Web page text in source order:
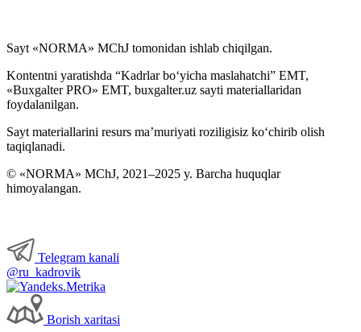
Sayt «NORMA» MChJ tomonidan ishlab chiqilgan.
Kontentni yaratishda “Kadrlar boʻyicha maslahatchi” EMT,
«Buxgalter PRO» EMT, buxgalter.uz sayti materiallaridan
foydalanilgan.
Sayt materiallarini resurs ma’muriyati roziligisiz koʻchirib olish
taqiqlanadi.
© «NORMA» MChJ, 2021–2025 y. Barcha huquqlar
himoyalangan.
Telegram kanali
@ru_kadrovik
Borish хaritasi